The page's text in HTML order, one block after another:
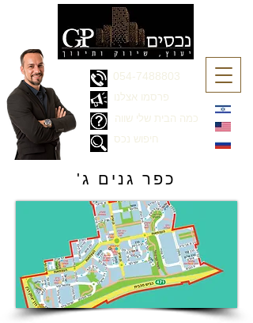
054-7488803
כמה הבית שלי שווה
פרסמו אצלנו
חיפוש נכס
'כפר גנים ג